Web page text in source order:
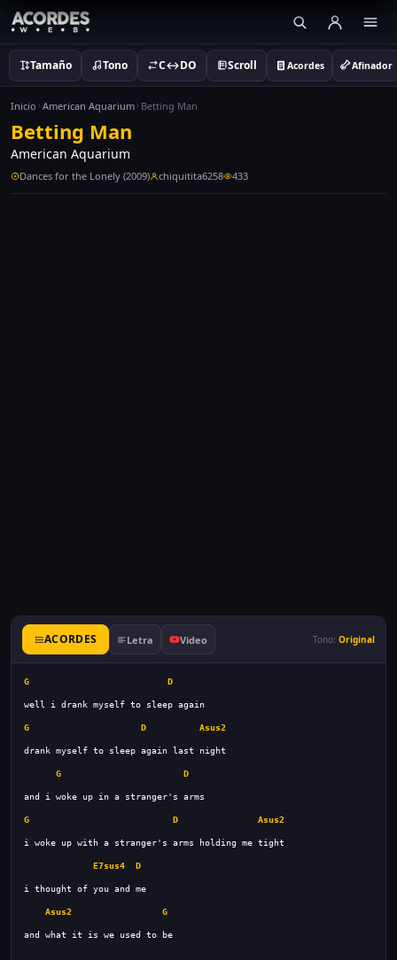
Tamaño Tono C↔DO Scroll Acordes Afinador
Inicio American Aquarium Betting Man
Betting Man
American Aquarium
Dances for the Lonely (2009) chiquitita6258 433
ACORDES Letra Video Tono: Original
G D
G D Asus2
G D
G D Asus2
E7sus4 D
Asus2 G